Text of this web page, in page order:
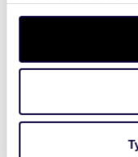
szczegółów. W
wycofać swoją
aby oferować
witrynie. Informacje
analitycznym.